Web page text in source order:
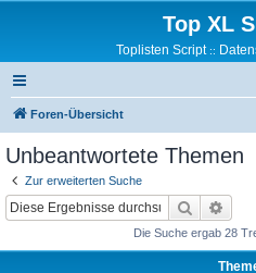
Top XL
Toplisten Script::
Foren-Übersicht
Unbeantwortete Themen
Zur erweiterten Suche
Suche
Die Suche ergab 28